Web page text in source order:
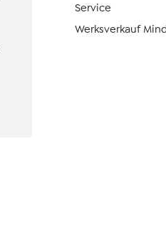
Service
Werksverkauf